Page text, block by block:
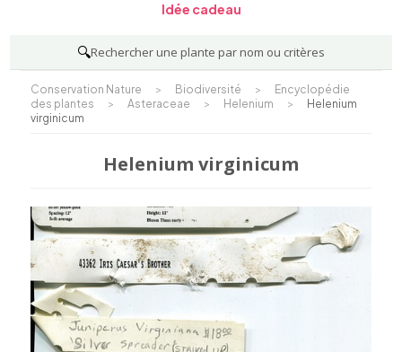
Idée cadeau
🔍Rechercher une plante par nom ou critères
Conservation Nature > Biodiversité >
Encyclopédie
des plantes
> Asteraceae > Helenium >
Helenium
virginicum
Helenium virginicum